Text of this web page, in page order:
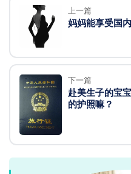
上一篇
妈妈能享受国
下一篇
赴美生子的宝
的护照嘛？